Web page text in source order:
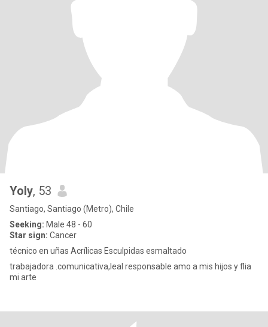
Yoly, 53
Santiago, Santiago (Metro), Chile
Seeking: Male 48 - 60
Star sign: Cancer
técnico en uñas Acrílicas Esculpidas esmaltado
trabajadora .comunicativa,leal responsable amo a mis hijos y flia
mi arte